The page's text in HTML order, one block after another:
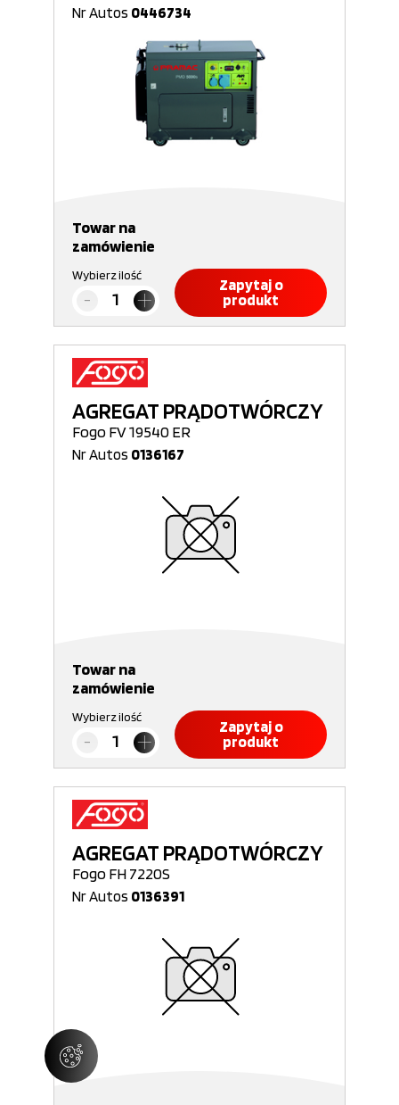
Nr Autos 0446734
Towar na
zamówienie
Wybierz ilość
Zapytaj o
produkt
AGREGAT PRĄDOTWÓRCZY
Fogo FV 19540 ER
Nr Autos 0136167
Towar na
zamówienie
Wybierz ilość
Zapytaj o
produkt
AGREGAT PRĄDOTWÓRCZY
Fogo FH 7220S
Nr Autos 0136391